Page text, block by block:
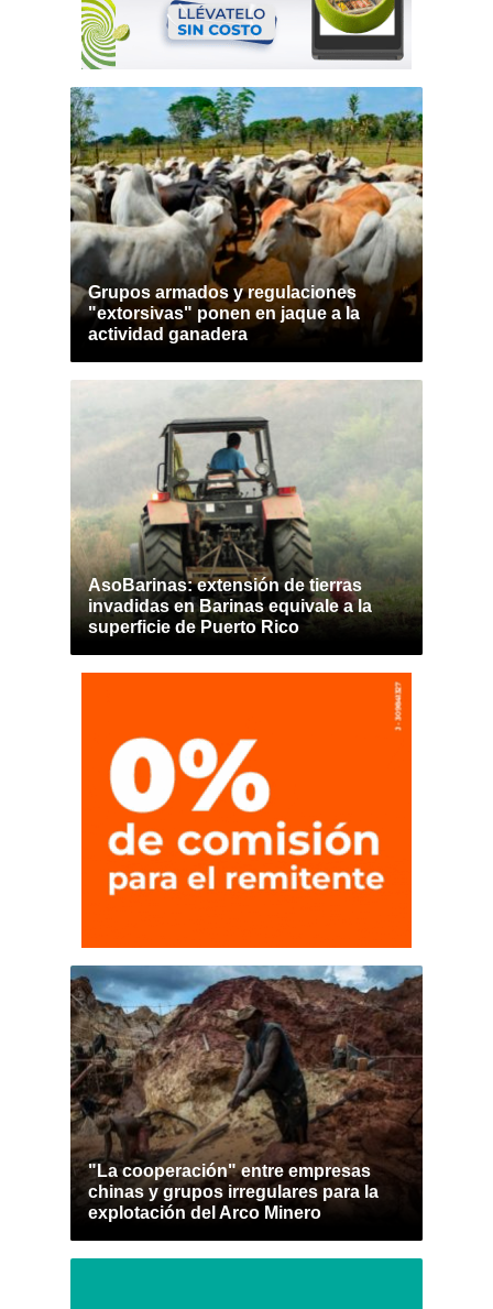
Grupos armados y regulaciones
"extorsivas" ponen en jaque a la
actividad ganadera
AsoBarinas: extensión de tierras
invadidas en Barinas equivale a la
superficie de Puerto Rico
"La cooperación" entre empresas
chinas y grupos irregulares para la
explotación del Arco Minero